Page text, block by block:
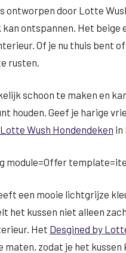
ontworpen door Lotte
kan ontspannen. Het
Of je nu thuis bent
rusten.
schoon te maken en
houden. Geef je harige
Wush Hondendeken in
module=Offer
een mooie lichtgrijze
het kussen niet alleen
Het Desgined by
maten, zodat je het kussen